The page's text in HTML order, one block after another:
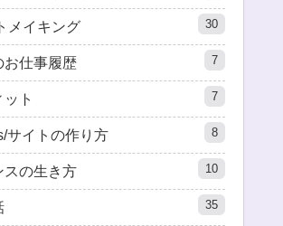
メイキング 30
お仕事履歴 7
ト 7
サイトの作り方 8
スの生き方 10
35